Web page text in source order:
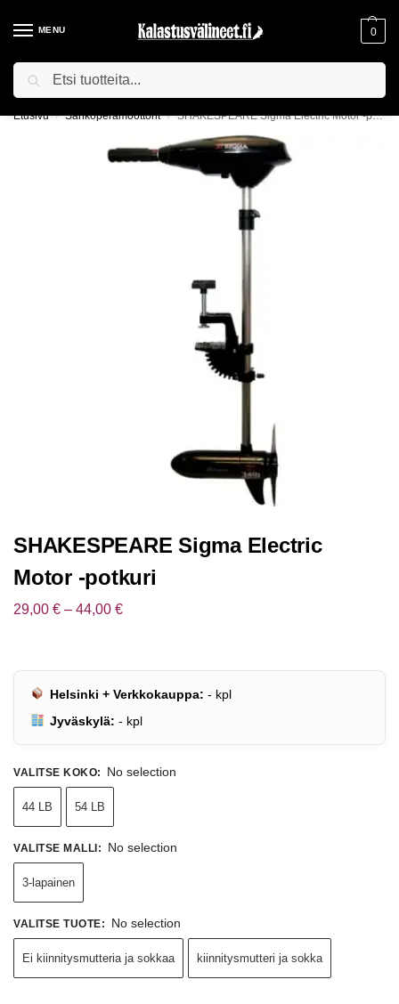
MENU 0
ILMAINEN TOIMITUS YLI 75€ TILAUKSILLE!
Etusivu / Sähköperämoottorit / SHAKESPEARE Sigma Electric Motor -potkuri
SHAKESPEARE Sigma Electric
Motor -potkuri
29,00 € – 44,00 €
Helsinki + Verkkokauppa: - kpl
Jyväskylä: - kpl
VALITSE KOKO: No selection
44 LB 54 LB
VALITSE MALLI: No selection
3-lapainen
VALITSE TUOTE: No selection
Ei kiinnitysmutteria ja sokkaa kiinnitysmutteri ja sokka